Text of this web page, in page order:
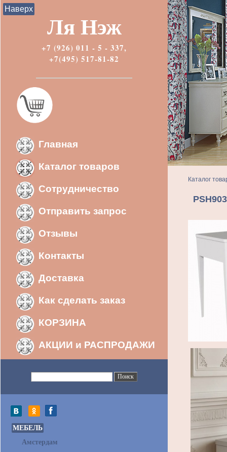
Ля Нэж
+7 (926) 011 - 5 - 337,
+7(495) 517-81-82
Главная
Каталог товаров
Сотрудничество
Отправить запрос
Отзывы
Контакты
Доставка
Как сделать заказ
КОРЗИНА
АКЦИИ и РАСПРОДАЖИ
МЕБЕЛЬ
Амстердам
Каталог
Наверх